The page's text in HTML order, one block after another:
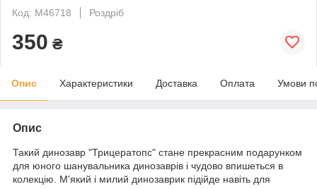
Код: М46718
Роздріб
350 ₴
Опис Характеристики Доставка Оплата Умови
Опис
Такий динозавр "Трицератопс" стане прекрасним подарунком
для юного шанувальника динозаврів і чудово впишеться в
колекцію. М'який і милий динозаврик підійде навіть для